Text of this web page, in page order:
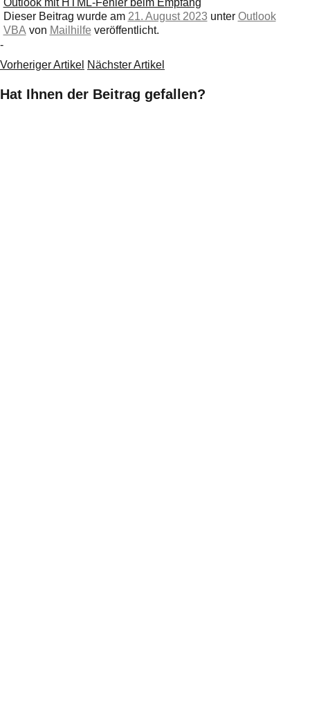
Dieser Beitrag wurde am 21. August 2023 unter Outlook
VBA von Mailhilfe veröffentlicht.
-
Vorheriger Artikel Nächster Artikel
Hat Ihnen der Beitrag gefallen?